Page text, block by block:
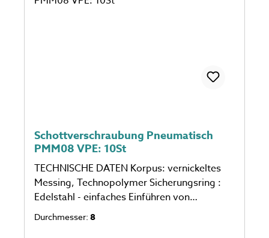
Schottverschraubung Pneumatisch
PMM08 VPE: 10St
TECHNISCHE DATEN Korpus: vernickeltes
Messing, Technopolymer Sicherungsring :
Edelstahl - einfaches Einführen von
Schleuchen hohe Haltekraft unbedenkliche
Durchmesser: 8